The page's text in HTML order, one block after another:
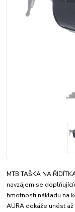
MTB TAŠKA NA
navzájem se
hmotnosti nákladu na
AURA dokáže unést